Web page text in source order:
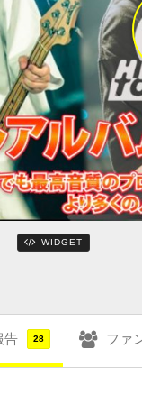
WIDGET
告 28 ファ